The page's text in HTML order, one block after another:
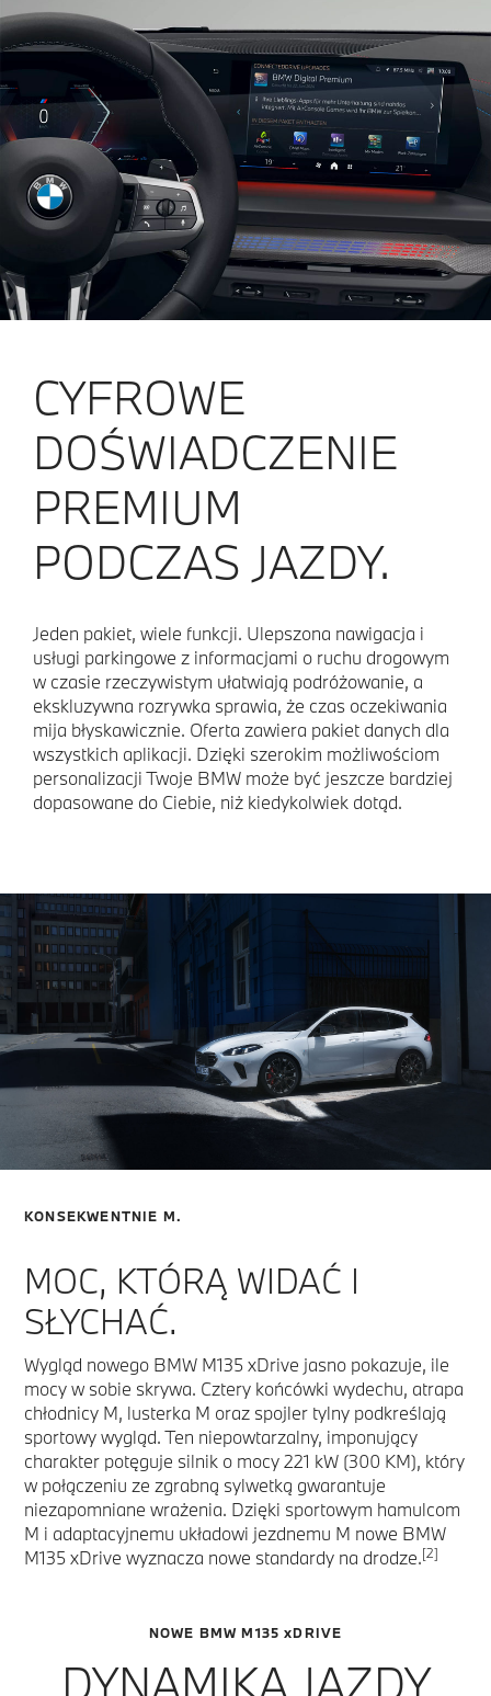
CYFROWE
DOŚWIADCZENIE
PREMIUM
PODCZAS JAZDY.
Jeden pakiet, wiele funkcji. Ulepszona nawigacja i
usługi parkingowe z informacjami o ruchu drogowym
w czasie rzeczywistym ułatwiają podróżowanie, a
ekskluzywna rozrywka sprawia, że czas oczekiwania
mija błyskawicznie. Oferta zawiera pakiet danych dla
wszystkich aplikacji. Dzięki szerokim możliwościom
personalizacji Twoje BMW może być jeszcze bardziej
dopasowane do Ciebie, niż kiedykolwiek dotąd.
KONSEKWENTNIE M.
MOC, KTÓRĄ WIDAĆ I
SŁYCHAĆ.
Wygląd nowego BMW M135 xDrive jasno pokazuje, ile
mocy w sobie skrywa. Cztery końcówki wydechu, atrapa
chłodnicy M, lusterka M oraz spojler tylny podkreślają
sportowy wygląd. Ten niepowtarzalny, imponujący
charakter potęguje silnik o mocy 221 kW (300 KM), który
w połączeniu ze zgrabną sylwetką gwarantuje
niezapomniane wrażenia. Dzięki sportowym hamulcom
M i adaptacyjnemu układowi jezdnemu M nowe BMW
M135 xDrive wyznacza nowe standardy na drodze.[2]
NOWE BMW M135 xDRIVE
DYNAMIKA JAZDY